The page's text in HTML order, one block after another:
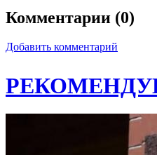
Комментарии (0)
Добавить комментарий